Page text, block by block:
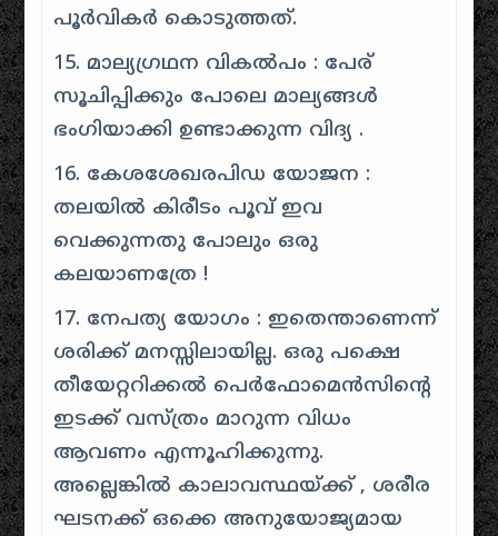
പൂർവികർ കൊടുത്തത്.
15. മാല്യഗ്രഥന വികൽപം : പേര്
സൂചിപ്പിക്കും പോലെ മാല്യങ്ങൾ
ഭംഗിയാക്കി ഉണ്ടാക്കുന്ന വിദ്യ .
16. കേശശേഖരപിഡ യോജന :
തലയിൽ കിരീടം പൂവ് ഇവ
വെക്കുന്നതു പോലും ഒരു
കലയാണത്രേ !
17. നേപത്യ യോഗം : ഇതെന്താണെന്ന്
ശരിക്ക് മനസ്സിലായില്ല. ഒരു പക്ഷെ
തീയേറ്ററിക്കൽ പെർഫോമെൻസിൻ്റെ
ഇടക്ക് വസ്ത്രം മാറുന്ന വിധം
ആവണം എന്നൂഹിക്കുന്നു.
അല്ലെങ്കിൽ കാലാവസ്ഥയ്ക്ക് , ശരീര
ഘടനക്ക് ഒക്കെ അനുയോജ്യമായ